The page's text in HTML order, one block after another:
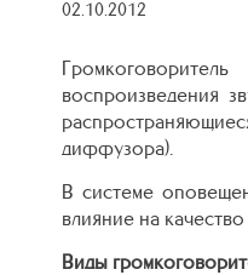
02.10.2012
воспроизведения
диффузора).
В системе
влияние на
Виды